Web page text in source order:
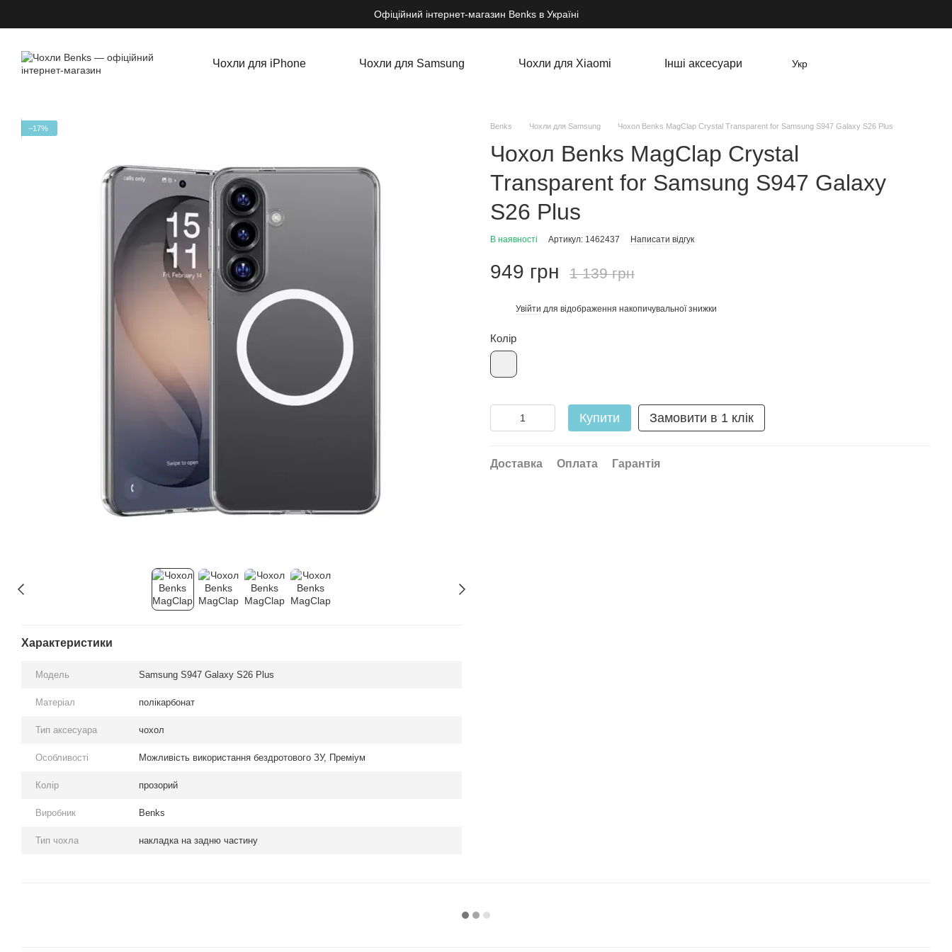
Офіційний інтернет-магазин Benks в Україні
Чохли для iPhone Чохли для Samsung Чохли для Xiaomi Інші аксесуари Укр
−17%
Характеристики
Модель Samsung S947 Galaxy S26 Plus
Матеріал полікарбонат
Тип аксесуара чохол
Особливості Можливість використання бездротового ЗУ, Преміум
Колір прозорий
Виробник Benks
Тип чохла накладка на задню частину
Benks Чохли для Samsung Чохол Benks MagClap Crystal Transparent for Samsung S947 Galaxy S26 Plus
Чохол Benks MagClap Crystal
Transparent for Samsung S947 Galaxy
S26 Plus
В наявності Артикул: 1462437 Написати відгук
949 грн 1 139 грн
Увійти для відображення накопичувальної знижки
Колір
Купити Замовити в 1 клік
Доставка Оплата Гарантія